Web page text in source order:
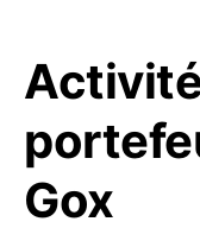
Gox